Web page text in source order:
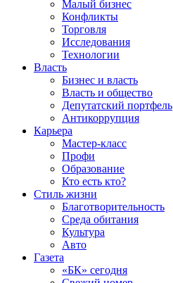
Малый бизнес
Конфликты
Торговля
Исследования
Технологии
Власть
Бизнес и власть
Власть и общество
Депутатский портфель
Антикоррупция
Карьера
Мастер-класс
Профи
Образование
Кто есть кто?
Стиль жизни
Благотворительность
Среда обитания
Культура
Авто
Газета
«БК» сегодня